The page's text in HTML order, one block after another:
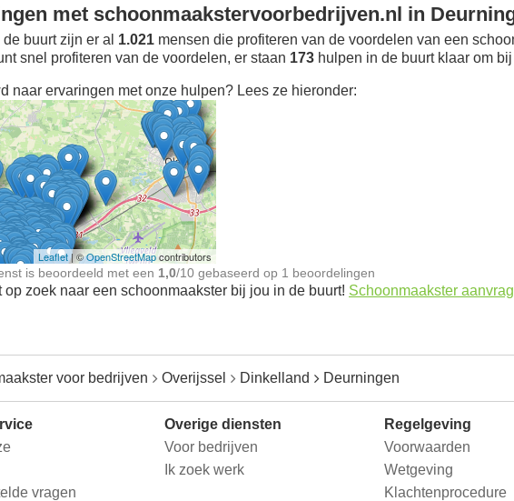
met schoonmaakstervoorbedrijven.nl in
buurt zijn er al 1.021 mensen die profiteren van de voordelen van een
snel profiteren van de voordelen, er staan 173 hulpen in de buurt klaar om
naar ervaringen met onze hulpen? Lees ze hieronder:
meer ervaringen
bij
jou in de buurt
Leaflet| ©OpenStreetMapcontributors
is beoordeeld met een 1,0/10 gebaseerd op 1 beoordelingen
op zoek naar een schoonmaakster bij jou in de buurt! Schoonmaakster
voor bedrijven Overijssel Dinkelland Deurningen
vragen
Overige diensten
Voor bedrijven
Ik zoek werk
Regelgeving
Voorwaarden
Wetgeving
Klachtenprocedure